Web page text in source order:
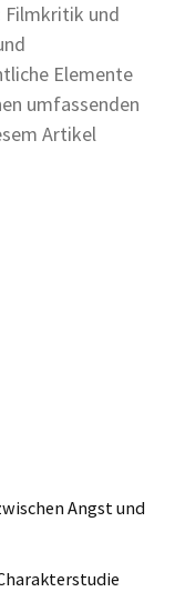
Filmkritik und
Ele‬me‬nte‬
umfasse‬nde‬n
Artike‬l
Angst und